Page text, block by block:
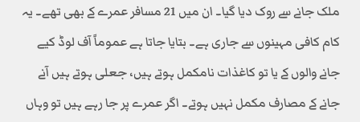
ملک جانے سے روک دیا گیا۔ ان میں 21 مسافر عمرے کے بھی تھے۔ یہ
کام کافی مہینوں سے جاری ہے۔ بتایا جاتا ہے عموماً آف لوڈ کیے
جانے والوں کے یا تو کاغذات نامکمل ہوتے ہیں، جعلی ہوتے ہیں آنے
جانے کے مصارف مکمل نہیں ہوتے۔ اگر عمرے پر جا رہے ہیں تو وہاں